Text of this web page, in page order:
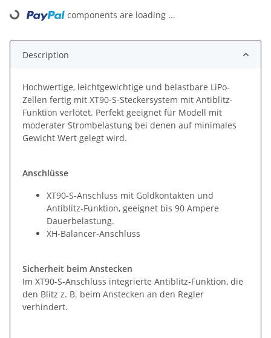
Loading... components are loading ...
Description
Hochwertige, leichtgewichtige und belastbare LiPo-
Zellen fertig mit XT90-S-Steckersystem mit Antiblitz-
Funktion verlötet. Perfekt geeignet für Modell mit
moderater Strombelastung bei denen auf minimales
Gewicht Wert gelegt wird.
Anschlüsse
XT90-S-Anschluss mit Goldkontakten und
Antiblitz-Funktion, geeignet bis 90 Ampere
Dauerbelastung.
XH-Balancer-Anschluss
Sicherheit beim Anstecken
Im XT90-S-Anschluss integrierte Antiblitz-Funktion, die
den Blitz z. B. beim Anstecken an den Regler
verhindert.